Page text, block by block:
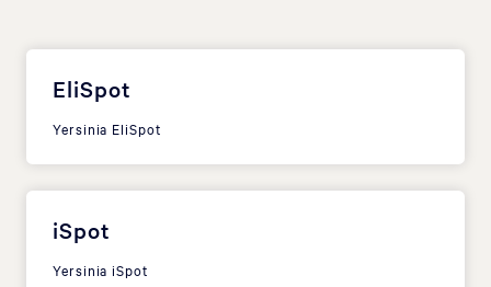
EliSpot
Yersinia EliSpot
iSpot
Yersinia iSpot